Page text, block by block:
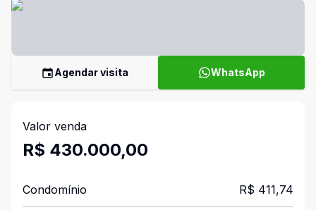
Agendar visita WhatsApp
Valor venda
R$ 430.000,00
Condomínio R$ 411,74